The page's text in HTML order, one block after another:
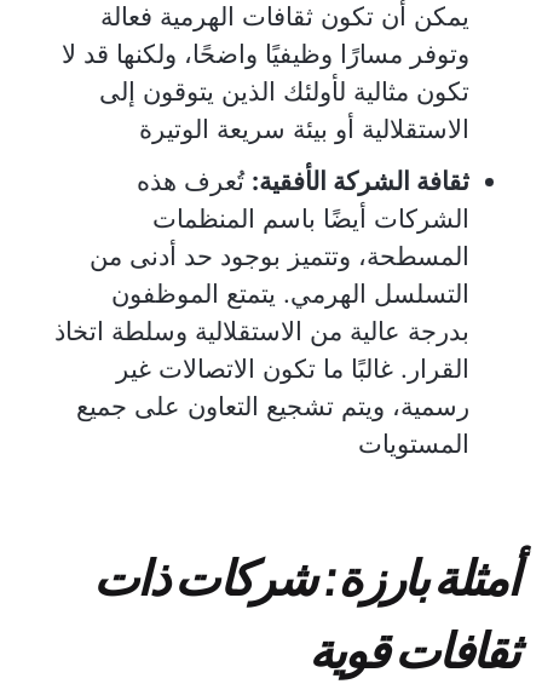
يمكن أن تكون ثقافات الهرمية فعالة
وتوفر مسارًا وظيفيًا واضحًا، ولكنها قد لا
تكون مثالية لأولئك الذين يتوقون إلى
الاستقلالية أو بيئة سريعة الوتيرة
ثقافة الشركة الأفقية: تُعرف هذه
الشركات أيضًا باسم المنظمات
المسطحة، وتتميز بوجود حد أدنى من
التسلسل الهرمي. يتمتع الموظفون
بدرجة عالية من الاستقلالية وسلطة اتخاذ
القرار. غالبًا ما تكون الاتصالات غير
رسمية، ويتم تشجيع التعاون على جميع
المستويات
أمثلة بارزة: شركات ذات
ثقافات قوية